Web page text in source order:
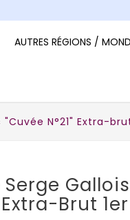
AUTRES RÉGIONS /
N°21" Extra-
Gallois
Extra-Brut